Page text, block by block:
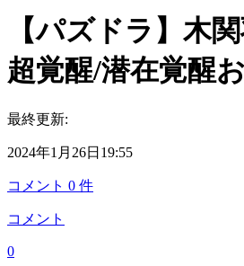
【パズドラ】木
超覚醒/潜在覚醒
最終更新:
2024年1月26日19:55
コメント 0 件
コメント
0